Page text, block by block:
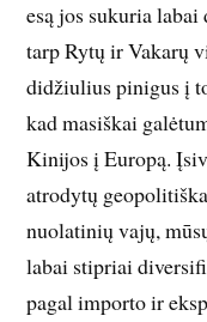
esą jos sukuria
tarp Rytų ir Vakarų
didžiulius pinigus į
kad masiškai
Kinijos į Europą.
atrodytų
nuolatinių vajų,
labai stipriai
pagal importo ir